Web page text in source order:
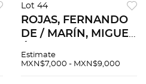
Lot 44
ROJAS, FERNANDO
DE / MARÍN, MIGUEL
CELESTINA /
Estimate
MXN$7,000 - MXN$9,000